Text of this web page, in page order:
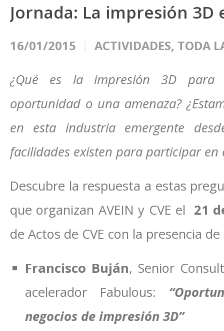
Jornada: La impresión 3D
16/01/2015 ACTIVIDADES, TODA
¿Qué es la impresión 3D para
oportunidad o una amenaza?
en esta industria emergente
facilidades existen para participar en
Descubre la respuesta a estas
que organizan AVEIN y CVE el 21
de Actos de CVE con la presencia
Francisco Buján, Senior
acelerador Fabulous:
negocios de impresión 3D”